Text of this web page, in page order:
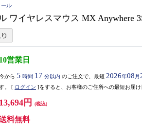
ル
ワイヤレスマウス MX Anywhere
10営業日
から 5 時間 17 分以内 のご注文で、最短 2026年08 月
。 [ ログイン ]をすると、お客様のご住所への最短お届け
13,694円 (税込)
料無料